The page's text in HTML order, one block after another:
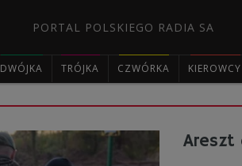
PORTAL POLSKIEGO RADIA SA
DWÓJKA TRÓJKA CZWÓRKA KIEROWCY
Areszt